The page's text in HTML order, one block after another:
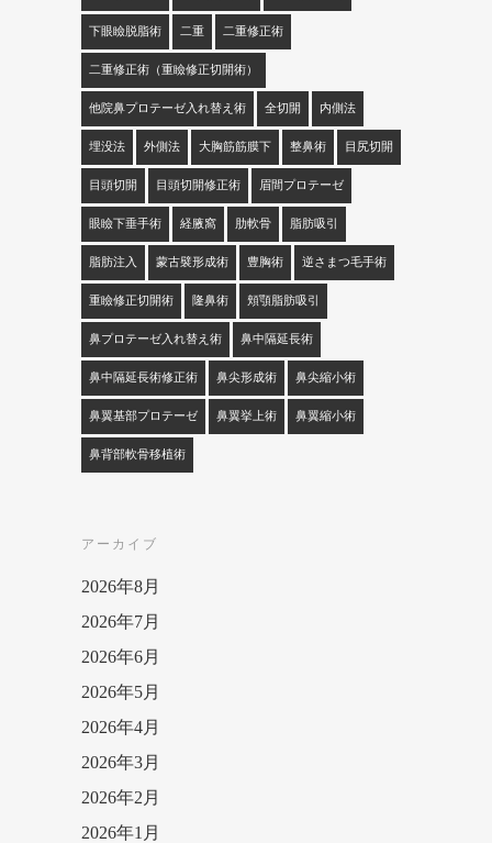
下眼瞼脱脂術 二重 二重修正術
二重修正術（重瞼修正切開術）
他院鼻プロテーゼ入れ替え術 全切開 内側法
埋没法 外側法 大胸筋筋膜下 整鼻術 目尻切開
目頭切開 目頭切開修正術 眉間プロテーゼ
眼瞼下垂手術 経腋窩 肋軟骨 脂肪吸引
脂肪注入 蒙古襞形成術 豊胸術 逆さまつ毛手術
重瞼修正切開術 隆鼻術 頬顎脂肪吸引
鼻プロテーゼ入れ替え術 鼻中隔延長術
鼻中隔延長術修正術 鼻尖形成術 鼻尖縮小術
鼻翼基部プロテーゼ 鼻翼挙上術 鼻翼縮小術
鼻背部軟骨移植術
アーカイブ
2026年8月
2026年7月
2026年6月
2026年5月
2026年4月
2026年3月
2026年2月
2026年1月